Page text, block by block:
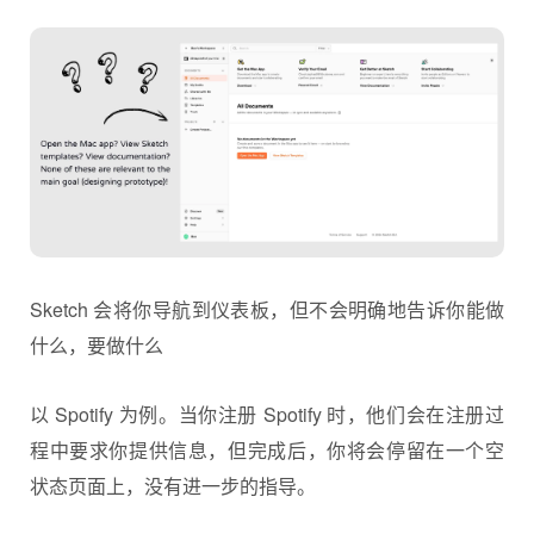
Sketch 会将你导航到仪表板，但不会明确地告诉你能做
什么，要做什么
以 Spotify 为例。当你注册 Spotify 时，他们会在注册过
程中要求你提供信息，但完成后，你将会停留在一个空
状态页面上，没有进一步的指导。